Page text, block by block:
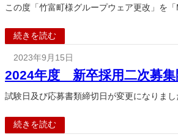
この度「竹富町様グループウェア更改」を
続きを読む
2023年9月15日
2024年度 新卒採用二次募集
試験日及び応募書類締切日が変更になりま
続きを読む